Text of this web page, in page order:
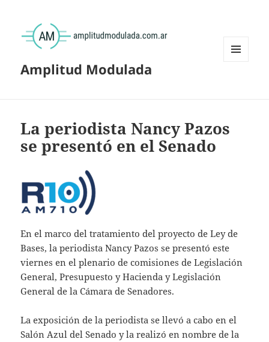
Amplitud Modulada
La periodista Nancy Pazos
se presentó en el Senado
En el marco del tratamiento del proyecto de Ley de
Bases, la periodista Nancy Pazos se presentó este
viernes en el plenario de comisiones de Legislación
General, Presupuesto y Hacienda y Legislación
General de la Cámara de Senadores.
La exposición de la periodista se llevó a cabo en el
Salón Azul del Senado y la realizó en nombre de la